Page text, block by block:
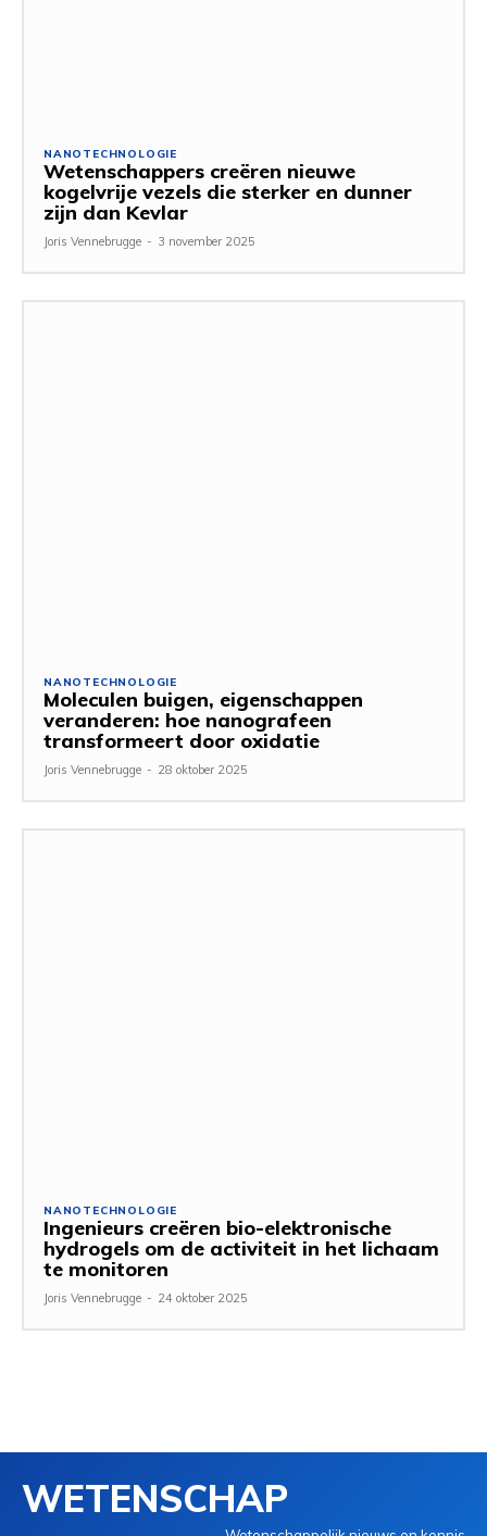
NANOTECHNOLOGIE
Wetenschappers creëren nieuwe
kogelvrije vezels die sterker en dunner
zijn dan Kevlar
Joris Vennebrugge - 3 november 2025
NANOTECHNOLOGIE
Moleculen buigen, eigenschappen
veranderen: hoe nanografeen
transformeert door oxidatie
Joris Vennebrugge - 28 oktober 2025
NANOTECHNOLOGIE
Ingenieurs creëren bio-elektronische
hydrogels om de activiteit in het lichaam
te monitoren
Joris Vennebrugge - 24 oktober 2025
WETENSCHAP